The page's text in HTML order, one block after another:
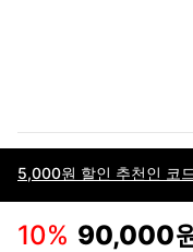
5,000원 할인 추천인 코드
10% 90,000
이용약관고객센터판매